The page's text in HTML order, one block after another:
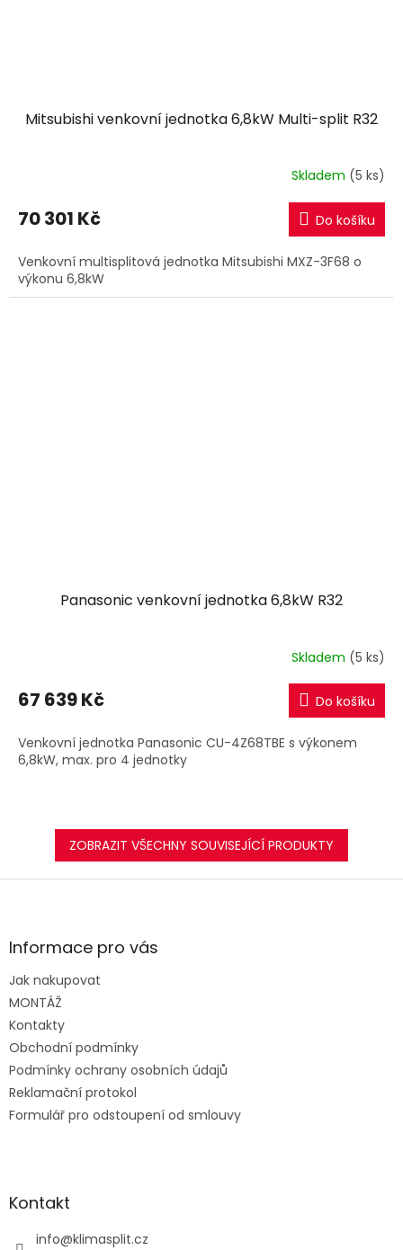
Mitsubishi venkovní jednotka 6,8kW Multi-split R32
Skladem (5 ks)
70 301 Kč Do košíku
Venkovní multisplitová jednotka Mitsubishi MXZ-3F68 o
výkonu 6,8kW
Panasonic venkovní jednotka 6,8kW R32
Skladem (5 ks)
67 639 Kč Do košíku
Venkovní jednotka Panasonic CU-4Z68TBE s výkonem
6,8kW, max. pro 4 jednotky
ZOBRAZIT VŠECHNY SOUVISEJÍCÍ PRODUKTY
Z
aInformace pro vás
Jak nakupovat
MONTÁŽ
Kontakty
Obchodní podmínky
Podmínky ochrany osobních údajů
Reklamační protokol
Formulář pro odstoupení od smlouvy
Kontakt
info@klimasplit.cz